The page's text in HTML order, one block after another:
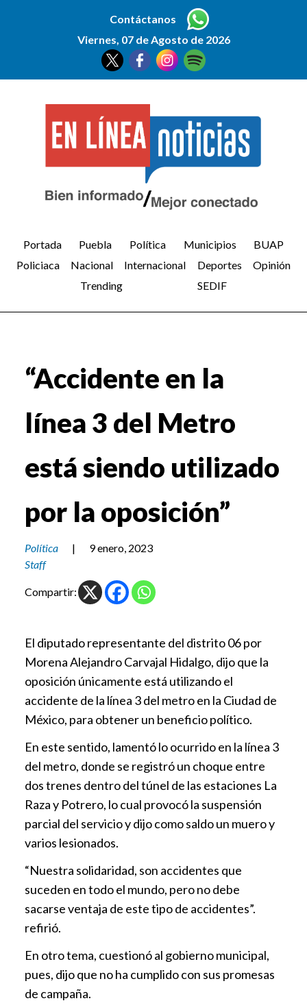
Contáctanos
Viernes, 07 de Agosto de 2026
Portada Puebla Política Municipios
BUAP
Policiaca
Nacional Internacional Deportes
Opinión
Trending
SEDIF
“Accidente en la
línea 3 del Metro
está siendo utilizado
por la oposición”
Política |
9 enero, 2023
Staff
Compartir:
El diputado representante del distrito 06 por
Morena Alejandro Carvajal Hidalgo, dijo que la
oposición únicamente está utilizando el
accidente de la línea 3 del metro en la Ciudad de
México, para obtener un beneficio político.
En este sentido, lamentó lo ocurrido en la línea 3
del metro, donde se registró un choque entre
dos trenes dentro del túnel de las estaciones La
Raza y Potrero, lo cual provocó la suspensión
parcial del servicio y dijo como saldo un muero y
varios lesionados.
“Nuestra solidaridad, son accidentes que
suceden en todo el mundo, pero no debe
sacarse ventaja de este tipo de accidentes”.
refirió.
En otro tema, cuestionó al gobierno municipal,
pues, dijo que no ha cumplido con sus promesas
de campaña.